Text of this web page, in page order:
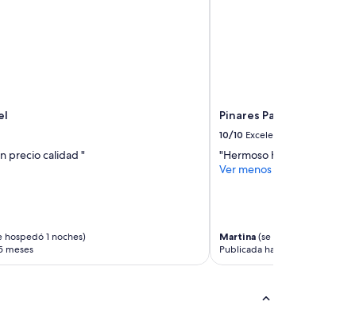
precio calidad "
hospedó 1 noches)
meses
Pinares Panorama
10/10 Excelente
"Hermoso hotel,
Ver menos
Martina(se hospedó 1
Publicada hace 6 meses